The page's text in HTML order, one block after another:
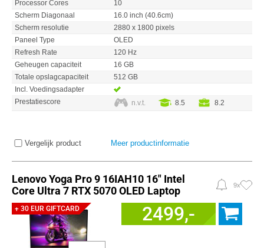
Processor Cores
10
Scherm Diagonaal
16.0 inch (40.6cm)
Scherm resolutie
2880 x 1800 pixels
Paneel Type
OLED
Refresh Rate
120 Hz
Geheugen capaciteit
16 GB
Totale opslagcapaciteit
512 GB
Incl. Voedingsadapter
Prestatiescore
n.v.t. 8.5 8.2
Vergelijk product Meer productinformatie
Lenovo Yoga Pro 9 16IAH10 16" Intel
Core Ultra 7 RTX 5070 OLED Laptop
9x
+ 30 EUR GIFTCARD 2499,-